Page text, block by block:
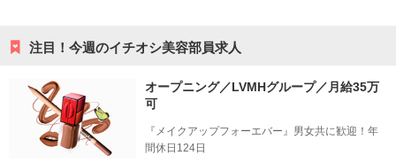
注目！今週のイチオシ美容部員求人
オープニング／LVMHグループ／月給35万
可
『メイクアップフォーエバー』男女共に歓迎！年
間休日124日